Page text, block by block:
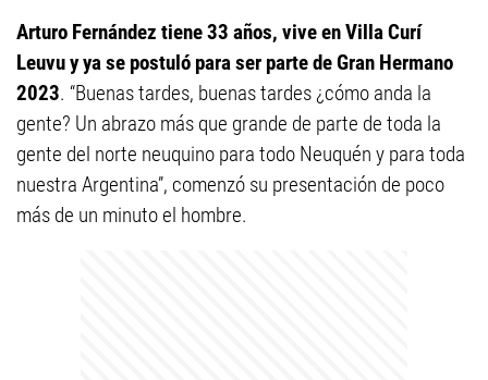
Arturo Fernández tiene 33 años, vive en Villa Curí
Leuvu y ya se postuló para ser parte de Gran Hermano
2023. “Buenas tardes, buenas tardes ¿cómo anda la
gente? Un abrazo más que grande de parte de toda la
gente del norte neuquino para todo Neuquén y para toda
nuestra Argentina”, comenzó su presentación de poco
más de un minuto el hombre.